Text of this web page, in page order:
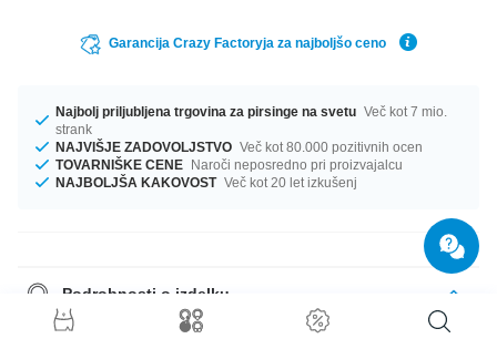
Garancija Crazy Factoryja za najboljšo ceno
Najbolj priljubljena trgovina za pirsinge na svetu Več kot 7 mio.
strank
NAJVIŠJE ZADOVOLJSTVO Več kot 80.000 pozitivnih ocen
TOVARNIŠKE CENE Naroči neposredno pri proizvajalcu
NAJBOLJŠA KAKOVOST Več kot 20 let izkušenj
Podrobnosti o izdelku
Give us a smile! Yellow silicone smiley plug to brighten up your day.